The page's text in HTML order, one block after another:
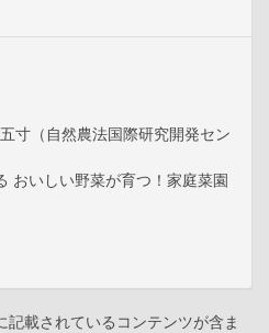
寸（自然農法国際研究開発セン
おいしい野菜が育つ！家庭菜園
載されているコンテンツが含ま